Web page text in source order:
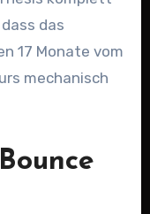
das
17 Monate vom
mechanisch